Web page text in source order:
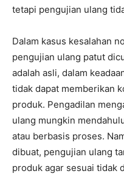
tetapi pengujian ulang
Dalam kasus kesalahan
pengujian ulang patut
adalah asli, dalam
tidak dapat memberikan
produk. Pengadilan
ulang mungkin
atau berbasis proses.
dibuat, pengujian ulang
produk agar sesuai tidak